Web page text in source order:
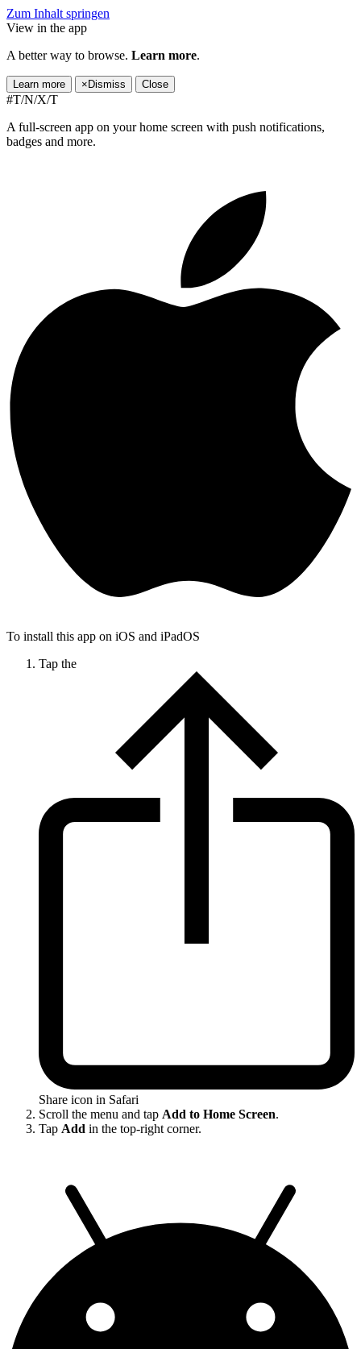
Zum Inhalt springen
View in the app
A better way to browse. Learn more.
Learn more × Dismiss Close
#T/N/X/T
A full-screen app on your home screen with push notifications,
badges and more.
To install this app on iOS and iPadOS
Tap the
Share icon in Safari
Scroll the menu and tap Add to Home Screen.
Tap Add in the top-right corner.